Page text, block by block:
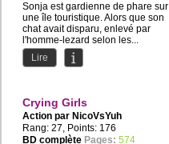
Sonja est gardienne de phare sur
une île touristique. Alors que son
chat avait disparu, enlevé par
l'homme-lezard selon les...
Lire
Crying Girls
Action par NicoVsYuh
Rang: 27, Points: 176
BD complète Pages: 574